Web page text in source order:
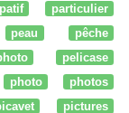
particulier
peau
pêche
pelicase
photo
photos
pictures